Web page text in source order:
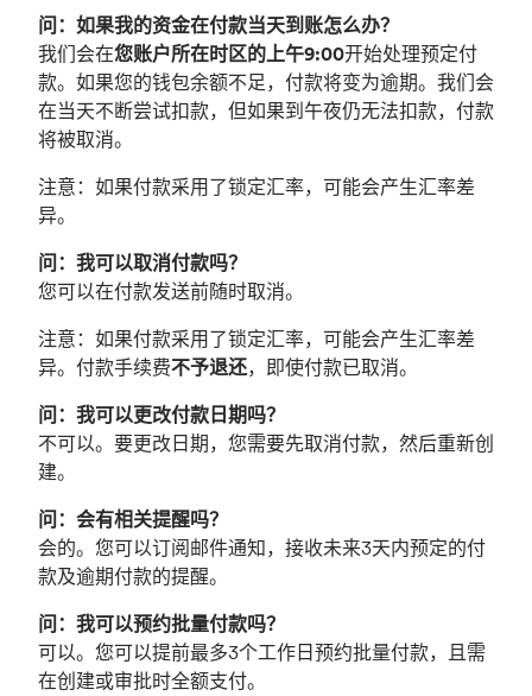
问：如果我的资金在付款当天到账怎么办？
我们会在您账户所在时区的上午9:00开始处理预定付
款。如果您的钱包余额不足，付款将变为逾期。我们会
在当天不断尝试扣款，但如果到午夜仍无法扣款，付款
将被取消。
注意：如果付款采用了锁定汇率，可能会产生汇率差
异。
问：我可以取消付款吗？
您可以在付款发送前随时取消。
注意：如果付款采用了锁定汇率，可能会产生汇率差
异。付款手续费不予退还，即使付款已取消。
问：我可以更改付款日期吗？
不可以。要更改日期，您需要先取消付款，然后重新创
建。
问：会有相关提醒吗？
会的。您可以订阅邮件通知，接收未来3天内预定的付
款及逾期付款的提醒。
问： 我可以预约批量付款吗？
可以。您可以提前最多3个工作日预约批量付款，且需
在创建或审批时全额支付。